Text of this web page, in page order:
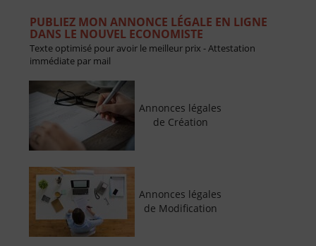
PUBLIEZ MON ANNONCE LÉGALE EN LIGNE
DANS LE NOUVEL ECONOMISTE
Texte optimisé pour avoir le meilleur prix - Attestation
immédiate par mail
Annonces légales
de Création
Annonces légales
de Modification